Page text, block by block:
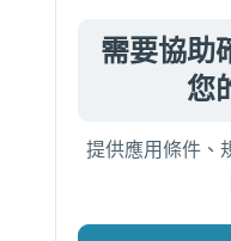
需要協助
您
提供應用條件、